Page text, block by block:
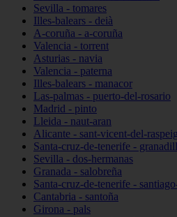
Sevilla - tomares
Illes-balears - deià
A-coruña - a-coruña
Valencia - torrent
Asturias - navia
Valencia - paterna
Illes-balears - manacor
Las-palmas - puerto-del-rosario
Madrid - pinto
Lleida - naut-aran
Alicante - sant-vicent-del-raspeig
Santa-cruz-de-tenerife -
Sevilla - dos-hermanas
Granada - salobreña
Santa-cruz-de-tenerife -
Cantabria - santoña
Girona - pals